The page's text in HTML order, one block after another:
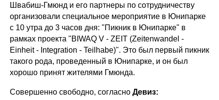
Швабиш-Гмюнд и его партнеры по сотрудничеству
организовали специальное мероприятие в Юнипарке
с 10 утра до 3 часов дня: "Пикник в Юнипарке" в
рамках проекта "BIWAQ V - ZEIT (Zeitenwandel -
Einheit - Integration - Teilhabe)". Это был первый пикник
такого рода, проведенный в Юнипарке, и он был
хорошо принят жителями Гмюнда.
Совершенно свободно, согласно Девиз: